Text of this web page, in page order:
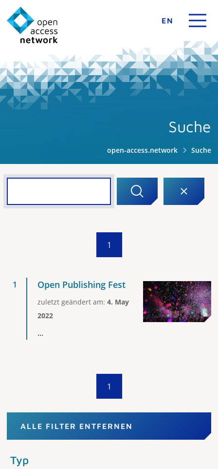
EN
Suche
open-access.network Suche
1
Open Publishing Fest
zuletzt geändert am: 4. May
2022
...
1
ALLE FILTER ENTFERNEN
Typ